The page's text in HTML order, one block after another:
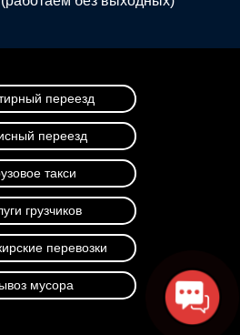
переезд
переезд
такси
грузчиков
перевозки
мусора